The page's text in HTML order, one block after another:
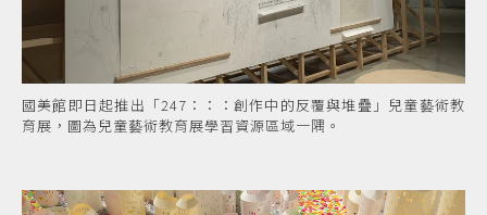
國美館即日起推出「247：：：創作中的反覆與堆疊」兒童藝術教
育展，圖為兒童藝術教育展學習資源區域一隅。